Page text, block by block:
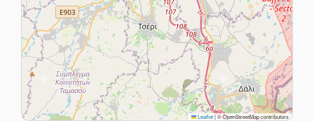
Leaflet|© OpenStreetMap contributors